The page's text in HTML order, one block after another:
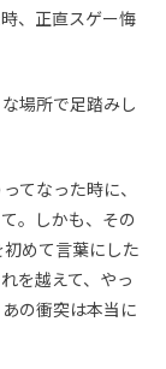
、正直スゲー悔
場所で足踏みし
てなった時に、
。しかも、その
めて言葉にした
を越えて、やっ
の衝突は本当に